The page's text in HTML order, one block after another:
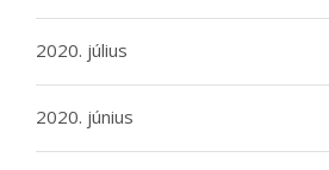
2020. július
2020. június